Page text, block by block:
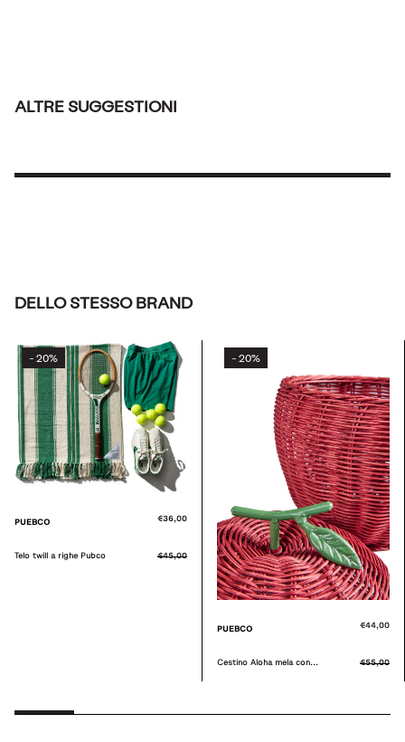
ALTRE SUGGESTIONI
DELLO STESSO BRAND
- 20%
PUEBCO €33,00